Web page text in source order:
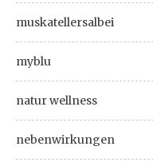
muskatellersalbei
myblu
natur wellness
nebenwirkungen